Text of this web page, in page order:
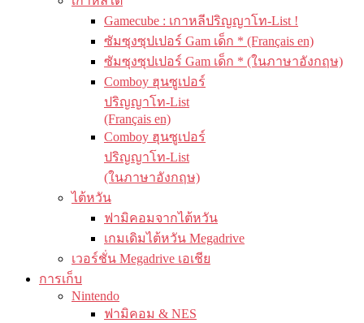
Gamecube : เกาหลีปริญญาโท-List !
ซัมซุงซุปเปอร์ Gam เด็ก * (Français en)
ซัมซุงซุปเปอร์ Gam เด็ก * (ในภาษาอังกฤษ)
Comboy ฮุนซูเปอร์
ปริญญาโท-List
(Français en)
Comboy ฮุนซูเปอร์
ปริญญาโท-List
(ในภาษาอังกฤษ)
ไต้หวัน
ฟามิคอมจากไต้หวัน
เกมเดิมไต้หวัน Megadrive
เวอร์ชั่น Megadrive เอเชีย
การเก็บ
Nintendo
ฟามิคอม & NES